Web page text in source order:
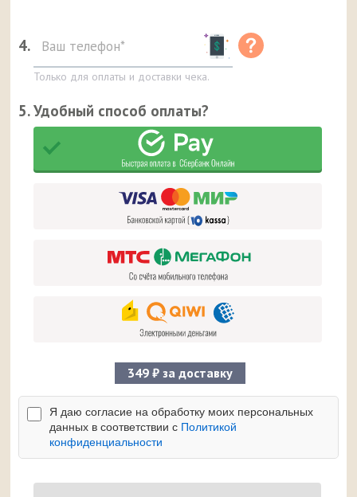
4.
Только для оплаты и доставки чека.
5. Удобный способ оплаты?
349 ₽ за доставку
Я даю согласие на обработку моих персональных
данных в соответствии с Политикой
конфиденциальности